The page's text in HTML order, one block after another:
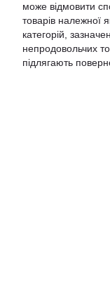
може відмовити
товарів належної
категорій,
непродовольчих
підлягають